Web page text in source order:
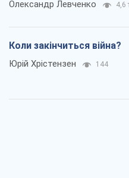
Олександр Левченко 4,6
Коли закінчиться війна?
Юрій Хрістензен 144